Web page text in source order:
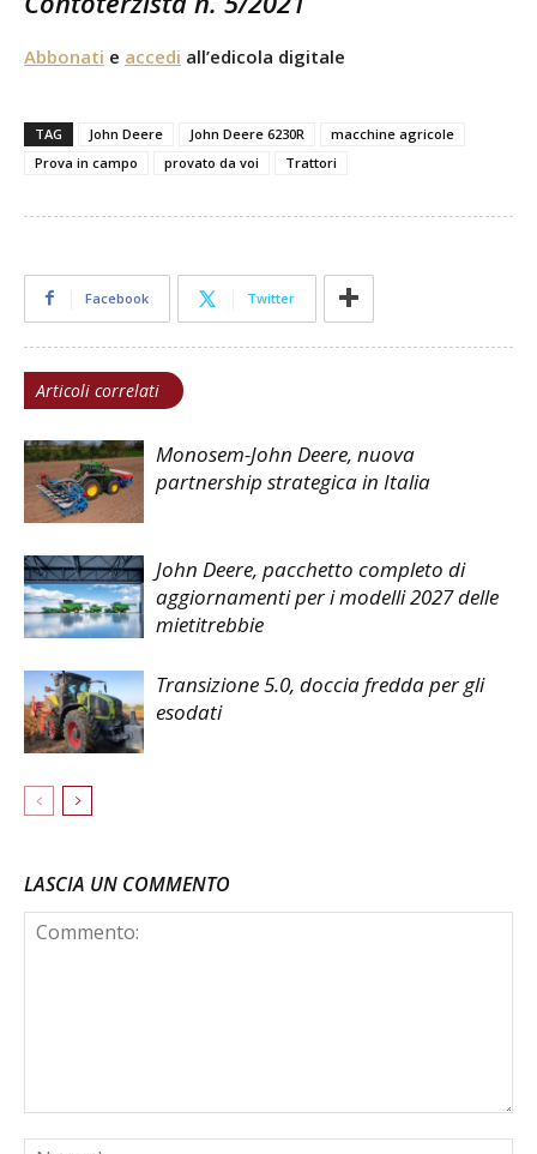
Abbonati e accedi all’edicola digitale
TAG John Deere John Deere 6230R
macchine agricole
Prova in campo
provato da voi Trattori
Facebook Twitter
Articoli correlati
Monosem-John Deere, nuova
partnership strategica in Italia
John Deere, pacchetto completo di
aggiornamenti per i modelli 2027 delle
mietitrebbie
Transizione 5.0, doccia fredda per gli
esodati
LASCIA UN COMMENTO